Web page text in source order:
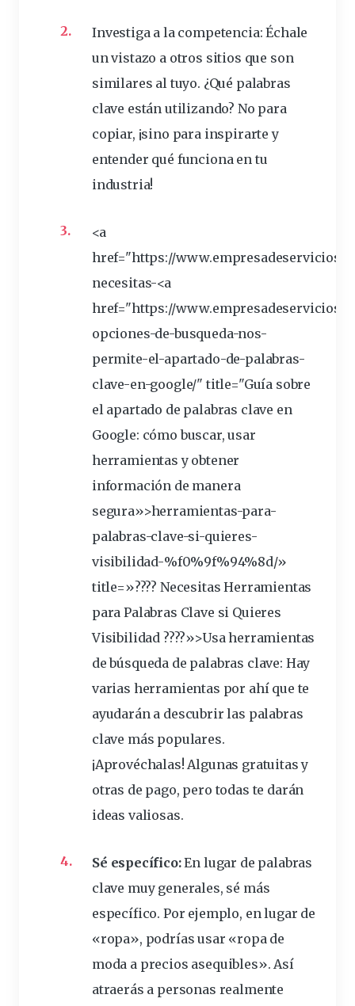
Investiga a la competencia: Échale
un vistazo a otros sitios que son
similares al tuyo. ¿Qué palabras
clave están utilizando? No para
copiar, ¡sino para inspirarte y
entender qué funciona en tu
industria!
<a
href="https://
necesitas-<a
href="https://
opciones-de-busqueda-nos-
permite-el-apartado-de-palabras-
clave-en-google/" title="Guía sobre
el apartado de palabras clave en
Google: cómo buscar, usar
herramientas y obtener
información de manera
segura»>herramientas-para-
palabras-clave-si-quieres-
visibilidad-%f0%9f%94%8d/»
title=»???? Necesitas Herramientas
para Palabras Clave si Quieres
Visibilidad ????»>Usa herramientas
de búsqueda de palabras clave: Hay
varias herramientas por ahí que te
ayudarán a descubrir las palabras
clave más populares.
¡Aprovéchalas! Algunas gratuitas y
otras de pago, pero todas te darán
ideas valiosas.
Sé específico:En lugar de palabras
clave muy generales, sé más
específico. Por ejemplo, en lugar de
«ropa», podrías usar «ropa de
moda a precios asequibles». Así
atraerás a personas realmente